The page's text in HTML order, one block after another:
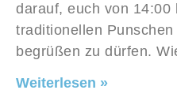
darauf, euch von 14:00
traditionellen
begrüßen zu dürfen.
Weiterlesen »